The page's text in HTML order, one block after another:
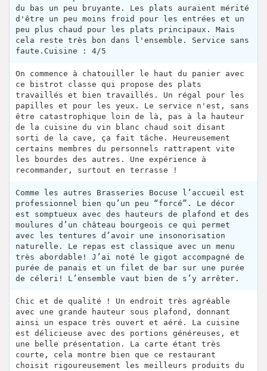
du bas un peu bruyante. Les plats auraient mérité
d'être un peu moins froid pour les entrées et un
peu plus chaud pour les plats principaux. Mais
cela reste très bon dans l'ensemble. Service sans
faute.Cuisine : 4/5
On commence à chatouiller le haut du panier avec
ce bistrot classe qui propose des plats
travaillés et bien travaillés. Un régal pour les
papilles et pour les yeux. Le service n'est, sans
être catastrophique loin de là, pas à la hauteur
de la cuisine du vin blanc chaud soit disant
sorti de la cave, ça fait tâche. Heureusement
certains membres du personnels rattrapent vite
les bourdes des autres. Une expérience à
recommander, surtout en terrasse !
Comme les autres Brasseries Bocuse l’accueil est
professionnel bien qu’un peu “forcé”. Le décor
est somptueux avec des hauteurs de plafond et des
moulures d’un château bourgeois ce qui permet
avec les tentures d’avoir une insonorisation
naturelle. Le repas est classique avec un menu
très abordable! J’ai noté le gigot accompagné de
purée de panais et un filet de bar sur une purée
de céleri! L’ensemble vaut bien de s’y arrêter.
Chic et de qualité ! Un endroit très agréable
avec une grande hauteur sous plafond, donnant
ainsi un espace très ouvert et aéré. La cuisine
est délicieuse avec des portions généreuses, et
une belle présentation. La carte étant très
courte, cela montre bien que ce restaurant
choisit rigoureusement les meilleurs produits du